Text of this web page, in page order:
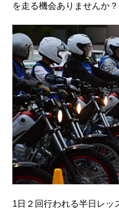
を走る機会ありませんか？
1日２回行われる半日レッ